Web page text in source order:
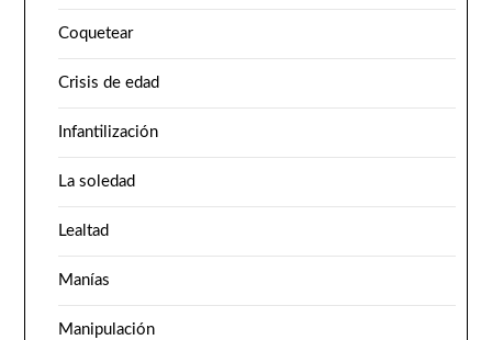
Coquetear
Crisis de edad
Infantilización
La soledad
Lealtad
Manías
Manipulación